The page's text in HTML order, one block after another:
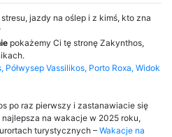
jazdy na oślep i z kimś, kto zna
pokażemy Ci tę stronę Zakynthos,
Półwysep Vassilikos, Porto Roxa, Widok
po raz pierwszy i zastanawiacie się
na wakacje w 2025 roku,
turystycznych – Wakacje na